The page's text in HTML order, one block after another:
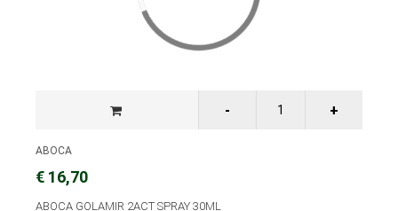
ABOCA
€ 16,70
ABOCA GOLAMIR 2ACT SPRAY 30ML